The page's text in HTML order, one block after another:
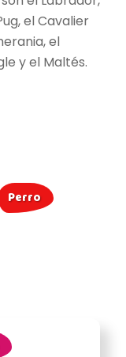
el Cavalier
el
y el Maltés.
Perro